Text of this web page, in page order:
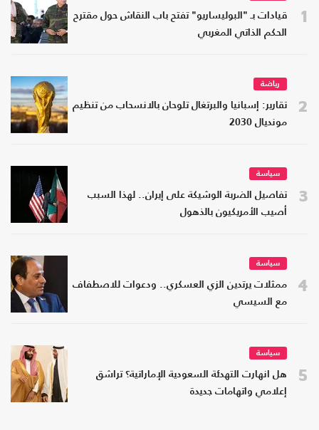
1
قيادات بـ "البوليساريو" تفتح باب النقاش حول مقترح
الحكم الذاتي المغربي
2
رياضة
تقارير: إسبانيا والبرتغال تلوحان بالانسحاب من تنظيم
مونديال 2030
3
سياسة
تفاصيل الضربة الوشيكة على إيران.. لهذا السبب
أصيب الأمريكيون بالذهول
4
سياسة
ممثلات يرتدين الزي العسكري.. ودعوات للاصطفاف
مع السيسي
5
سياسة
هل انهارت التهدئة السعودية الإماراتية؟ تراشق
إعلامي واتهامات جديدة